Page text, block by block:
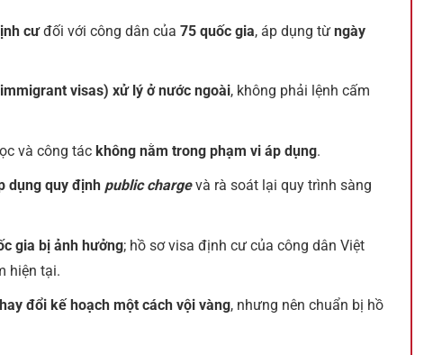
cưđối với công dân của 75 quốc gia, áp dụng từ ngày
visas) xử lý ở nước ngoài, không phải lệnh cấm
và công tác không nằm trong phạm vi áp dụng.
dụng quy định public chargevà rà soát lại quy trình sàng
gia bị ảnh hưởng; hồ sơ visa định cư của công dân Việt
hiện tại.
đổi kế hoạch một cách vội vàng, nhưng nên chuẩn bị hồ